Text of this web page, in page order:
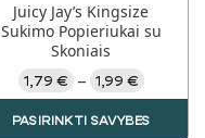
Juicy Jay’s Kingsize
Sukimo Popieriukai su
Skoniais
1,79 € – 1,99 €
through
PASIRINKTI SAVYBES